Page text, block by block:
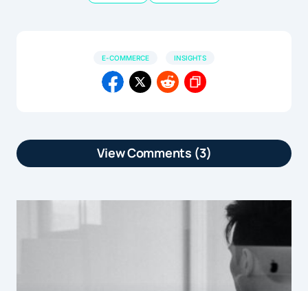
E-COMMERCE INSIGHTS
View Comments (3)
mobile est apparu en premier sur […]
Le e-commerce français passe doucement mais surement au